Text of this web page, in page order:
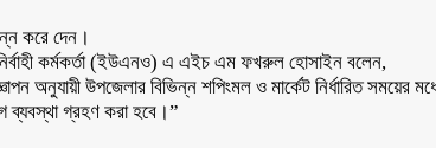
করে দেন।
কর্মকর্তা (ইউএনও) এ এইচ এম ফখরুল হোসাইন বলেন,
অনুযায়ী উপজেলার বিভিন্ন শপিংমল ও মার্কেট নির্ধারিত সময়ের
গ্রহণ করা হবে।”